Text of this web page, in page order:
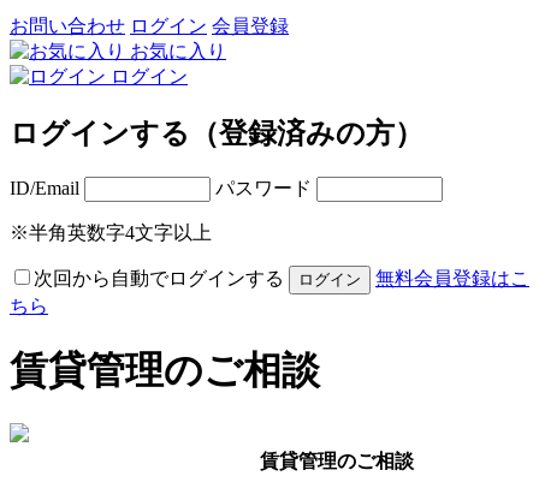
お問い合わせ ログイン 会員登録
お気に入り
ログイン
ログインする（登録済みの方）
ID/Email パスワード
※半角英数字4文字以上
次回から自動でログインする
無料会員登録はこ
ちら
賃貸管理のご相談
賃貸管理のご相談